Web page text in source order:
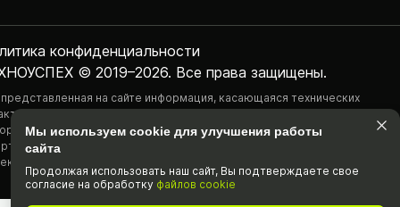
© 2019–2026. Все права защищены.
конфиденциаль­ности
на сайте информация, касающаяся технических
наличия на складе, стоимости товаров, носит
характер и ни при каких условиях не является публичной
определяемой положениями Статьи 437(2) Гражданского
РФ.
Мы используем cookie для улучшения работы
сайта
Продолжая использовать наш cайт, Вы подтвержда­ете свое
согласие на обработку файлов cookie